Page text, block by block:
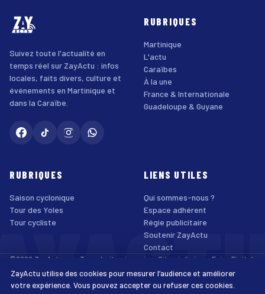
Suivez toute l'actualité en
temps réel sur ZayActu : infos
locales, faits divers, culture et
événements en Martinique et
dans la Caraïbe.
RUBRIQUES
Martinique
L'actu
Caraïbes
À la une
France & Internationale
Guadeloupe & Guyane
RUBRIQUES
Saison cyclonique
Tour des Yoles
Tour cycliste
LIENS UTILES
Qui sommes-nous ?
Espace adhérent
Régie publicitaire
Soutenir ZayActu
Contact
©2026 ZayActu.org. Tous droits réservés. · Site réalisé par Enjoy Digital
Agency
Mentions légales
Confidentialité Cookies Accessibilité
ZayActu utilise des cookies pour mesurer l’audience et améliorer
votre expérience. Vous pouvez accepter ou refuser ces cookies.